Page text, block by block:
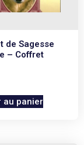
de Sagesse
– Coffret
au panier